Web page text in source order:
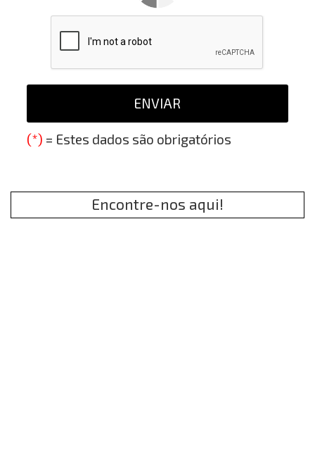
(*) = Estes dados são obrigatórios
Encontre-nos aqui!